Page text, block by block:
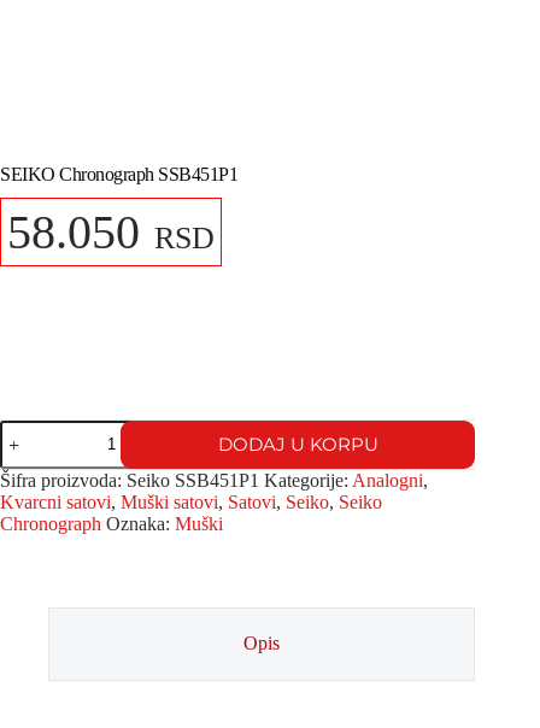
SEIKO Chronograph SSB451P1
58.050 RSD
DODAJ U KORPU
Šifra proizvoda: Seiko SSB451P1 Kategorije: Analogni,
Kvarcni satovi, Muški satovi, Satovi, Seiko, Seiko
Chronograph Oznaka: Muški
Opis